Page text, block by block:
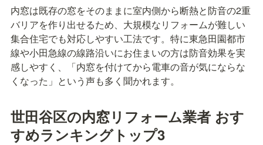
内窓は既存の窓をそのままに室内側から断熱と防音の2重
バリアを作り出せるため、大規模なリフォームが難しい
集合住宅でも対応しやすい工法です。特に東急田園都市
線や小田急線の線路沿いにお住まいの方は防音効果を実
感しやすく、「内窓を付けてから電車の音が気にならな
くなった」という声も多く聞かれます。
世田谷区の内窓リフォーム業者 おす
すめランキングトップ3